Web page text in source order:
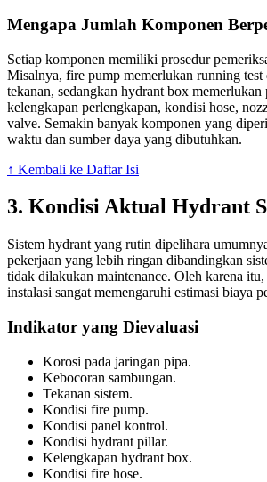
Mengapa Jumlah Komponen
Setiap komponen memiliki prosedur
Misalnya, fire pump memerlukan running test
tekanan, sedangkan hydrant box memerlukan
kelengkapan perlengkapan, kondisi hose,
valve. Semakin banyak komponen yang
waktu dan sumber daya yang dibutuhkan.
↑ Kembali ke Daftar Isi
3. Kondisi Aktual Hydrant
Sistem hydrant yang rutin dipelihara
pekerjaan yang lebih ringan dibandingkan
tidak dilakukan maintenance. Oleh karena
instalasi sangat memengaruhi estimasi biaya
Indikator yang Dievaluasi
Korosi pada jaringan pipa.
Kebocoran sambungan.
Tekanan sistem.
Kondisi fire pump.
Kondisi panel kontrol.
Kondisi hydrant pillar.
Kelengkapan hydrant box.
Kondisi fire hose.